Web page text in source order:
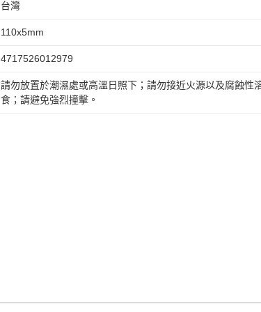
台灣
110x5mm
4717526012979
請勿放置於潮濕處或高溫日照下；請勿接近火源以及腐蝕性
食；請避免強烈撞擊。